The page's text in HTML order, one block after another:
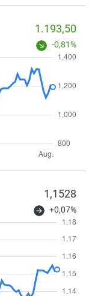
1.193,50
-0,81%
1,1528
+0,07%